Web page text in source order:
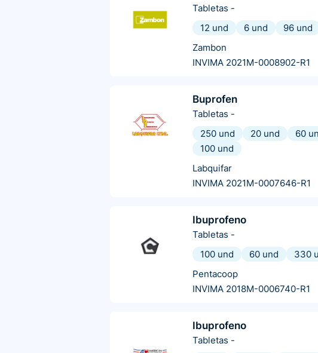
Tabletas -
12 und
6 und 96 und
Zambon
INVIMA 2021M-0008902-R1
Buprofen
Tabletas -
250 und
20 und 60
100 und
Labquifar
INVIMA 2021M-0007646-R1
Ibuprofeno
Tabletas -
100 und
60 und
330
Pentacoop
INVIMA 2018M-0006740-R1
Ibuprofeno
Tabletas -